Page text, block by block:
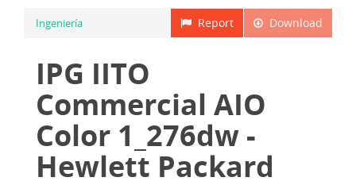
Download
Report
Ingeniería
IPG IITO
Commercial AIO
Color 1_276dw -
Hewlett Packard